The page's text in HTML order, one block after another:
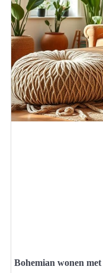
Bohemian wonen